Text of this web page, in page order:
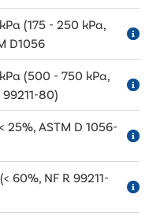
(175 - 250 kPa,
D1056
(500 - 750 kPa,
99211-80)
25%, ASTM D 1056-
60%, NF R 99211-